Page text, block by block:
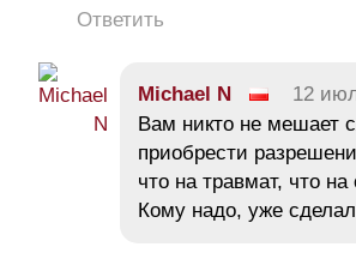
Ответить
Michael N 12
Вам никто не мешает
приобрести
что на травмат, что на
Кому надо, уже